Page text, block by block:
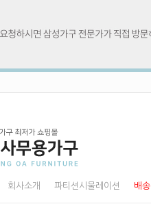
회사소개 파티션시물레이션 배